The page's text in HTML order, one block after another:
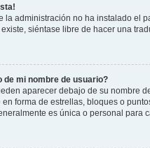
la administración no ha instalado el
siéntase libre de hacer una
de mi nombre de usuario?
aparecer debajo de su nombre
forma de estrellas, bloques o
es única o personal para